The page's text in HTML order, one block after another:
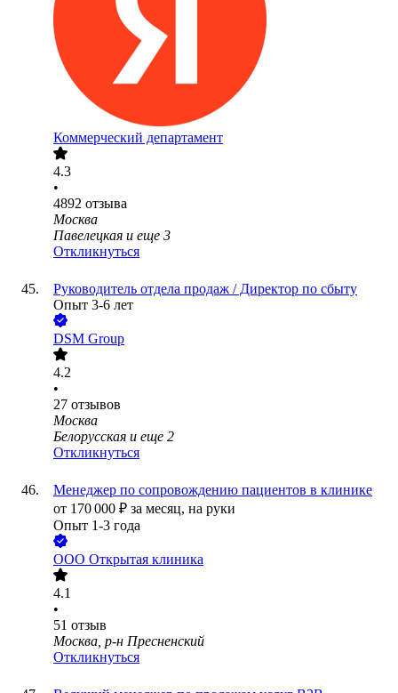
Коммерческий департамент
4.3
•
4892 отзыва
Москва
Павелецкая и еще 3
Откликнуться
Руководитель отдела продаж / Директор по сбыту
Опыт 3-6 лет
DSM Group
4.2
•
27 отзывов
Москва
Белорусская и еще 2
Откликнуться
Менеджер по сопровождению пациентов в клинике
от 170 000 ₽ за месяц, на руки
Опыт 1-3 года
ООО Открытая клиника
4.1
•
51 отзыв
Москва, р-н Пресненский
Откликнуться